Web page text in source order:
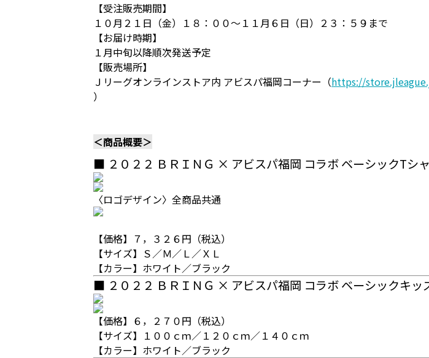
【受注販売期間】
１０月２１日（金）１８：００～１１月６日（日）２３：５９まで
【お届け時期】
１月中旬以降順次発送予定
【販売場所】
Ｊリーグオンラインストア内 アビスパ福岡コーナー（https://
）
＜商品概要＞
■ ２０２２ ＢＲＩＮＧ × アビスパ福岡 コラボ ベーシックTシ
〈ロゴデザイン〉全商品共通
【価格】７，３２６円（税込）
【サイズ】Ｓ／Ｍ／Ｌ／ＸＬ
【カラー】ホワイト／ブラック
■ ２０２２ ＢＲＩＮＧ × アビスパ福岡 コラボ ベーシックキッ
【価格】６，２７０円（税込）
【サイズ】１００ｃｍ／１２０ｃｍ／１４０ｃｍ
【カラー】ホワイト／ブラック